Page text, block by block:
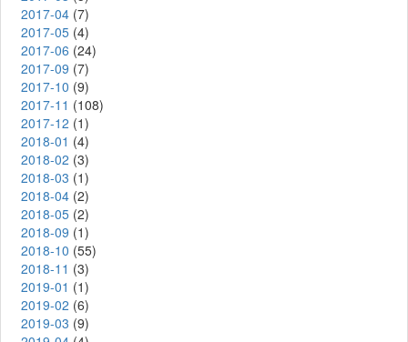
2017-04 (7)
2017-05 (4)
2017-06 (24)
2017-09 (7)
2017-10 (9)
2017-11 (108)
2017-12 (1)
2018-01 (4)
2018-02 (3)
2018-03 (1)
2018-04 (2)
2018-05 (2)
2018-09 (1)
2018-10 (55)
2018-11 (3)
2019-01 (1)
2019-02 (6)
2019-03 (9)